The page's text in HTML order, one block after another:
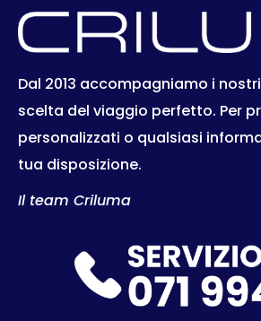
Dal 2013 accompagniamo i
scelta del viaggio perfetto. Per
personalizzati o qualsiasi
tua disposizione.
Il team Criluma